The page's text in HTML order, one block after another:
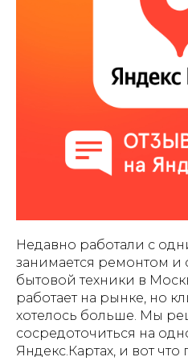
Недавно работали с
занимается ремонтом
бытовой техники в
работает на рынке, но
хотелось больше. Мы
сосредоточиться на
Яндекс.Картах, и вот что